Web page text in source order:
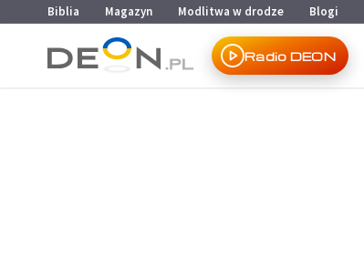
Przejdź do menu głównego
Przejdź do treści
Biblia Magazyn Modlitwa w drodze Blogi
Radio DEON